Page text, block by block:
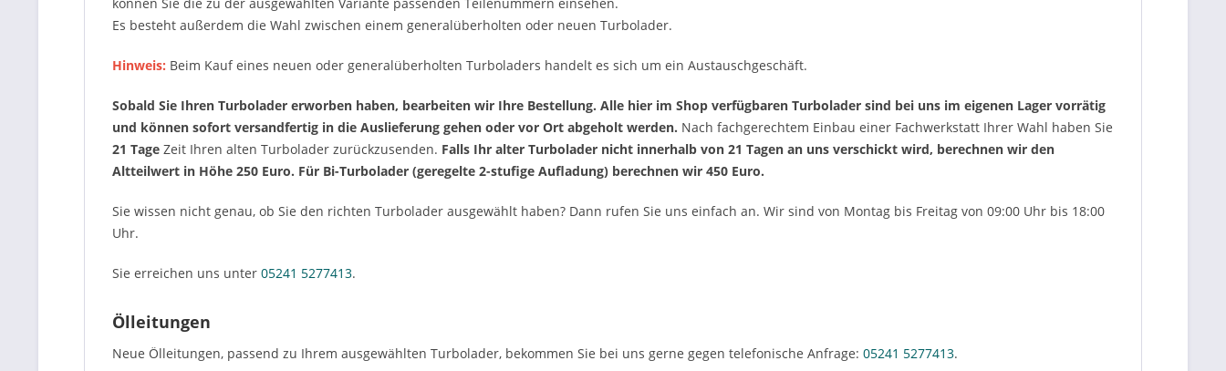
Es besteht außerdem die Wahl zwischen einem generalüberholten oder neuen Turbolader.
Hinweis: Beim Kauf eines neuen oder generalüberholten Turboladers handelt es sich um ein Austauschgeschäft.
Sobald Sie Ihren Turbolader erworben haben, bearbeiten wir Ihre Bestellung. Alle hier im Shop verfügbaren Turbolader sind bei uns im eigenen Lager vorrätig
und können sofort versandfertig in die Auslieferung gehen oder vor Ort abgeholt werden. Nach fachgerechtem Einbau einer Fachwerkstatt Ihrer Wahl haben Sie
21 Tage Zeit Ihren alten Turbolader zurückzusenden. Falls Ihr alter Turbolader nicht innerhalb von 21 Tagen an uns verschickt wird, berechnen wir den
Altteilwert in Höhe 250 Euro. Für Bi-Turbolader (geregelte 2-stufige Aufladung) berechnen wir 450 Euro.
Sie wissen nicht genau, ob Sie den richten Turbolader ausgewählt haben? Dann rufen Sie uns einfach an. Wir sind von Montag bis Freitag von 09:00 Uhr bis 18:00
Uhr.
Sie erreichen uns unter 05241 5277413.
Ölleitungen
Neue Ölleitungen, passend zu Ihrem ausgewählten Turbolader, bekommen Sie bei uns gerne gegen telefonische Anfrage: 05241 5277413.